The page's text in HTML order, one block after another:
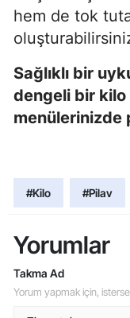
hem de tok
Sağlıklı bir
dengeli bir
menülerinizde
#Kilo #Pilav
Yorumlar
Takma Ad
Yorum yapmak için,